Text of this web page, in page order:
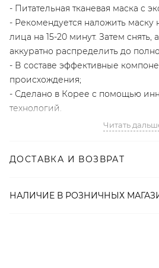
- Питательная тканевая маска с
- Рекомендуется наложить
лица на 15-20 минут. Затем снять,
аккуратно распределить до
- В составе эффективные
происхождения;
- Сделано в Корее с помощью
технологий.
2000001078709
Читать
ДОСТАВКА И ВОЗВРАТ
НАЛИЧИЕ В РОЗНИЧНЫХ